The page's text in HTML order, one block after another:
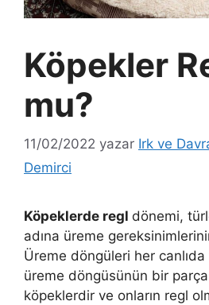
Köpekler
mu?
11/02/2022 yazar Irk ve
Demirci
Köpeklerde regl dönemi,
adına üreme
Üreme döngüleri her canlıda
üreme döngüsünün bir
köpeklerdir ve onların regl